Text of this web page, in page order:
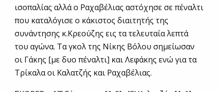
ισοπαλίας αλλά ο Ραχαβέλιας αστόχησε σε πέναλτι
που καταλόγισε ο κάκιστος διαιτητής της
συνάντησης κ.Κρεούζης εις τα τελευταία λεπτά
του αγώνα. Τα γκολ της Νίκης Βόλου σημείωσαν
οι Γάκης [με δυο πέναλτι] και Λεφάκης ενώ για τα
Τρίκαλα οι Καλατζής και Ραχαβέλιας.